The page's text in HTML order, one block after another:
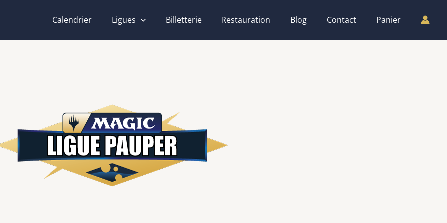
Calendrier Ligues Billetterie Restauration Blog Contact Panier